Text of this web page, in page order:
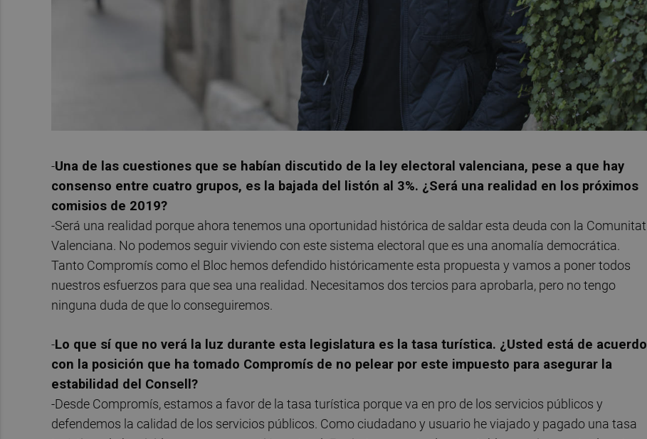
-Una de las cuestiones que se habían discutido de la ley electoral valenciana, pese a que hay
consenso entre cuatro grupos, es la bajada del listón al 3%. ¿Será una realidad en los próximos
comisios de 2019?
-Será una realidad porque ahora tenemos una oportunidad histórica de saldar esta deuda con la Comunitat
Valenciana. No podemos seguir viviendo con este sistema electoral que es una anomalía democrática.
Tanto Compromís como el Bloc hemos defendido históricamente esta propuesta y vamos a poner todos
nuestros esfuerzos para que sea una realidad. Necesitamos dos tercios para aprobarla, pero no tengo
ninguna duda de que lo conseguiremos.
-Lo que sí que no verá la luz durante esta legislatura es la tasa turística. ¿Usted está de acuerdo
con la posición que ha tomado Compromís de no pelear por este impuesto para asegurar la
estabilidad del Consell?
-Desde Compromís, estamos a favor de la tasa turística porque va en pro de los servicios públicos y
defendemos la calidad de los servicios públicos. Como ciudadano y usuario he viajado y pagado una tasa